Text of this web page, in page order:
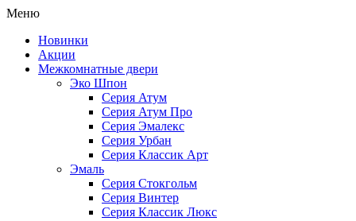
Меню
Новинки
Акции
Межкомнатные двери
Эко Шпон
Серия Атум
Серия Атум Про
Серия Эмалекс
Серия Урбан
Серия Классик Арт
Эмаль
Серия Стокгольм
Серия Винтер
Серия Классик Люкс